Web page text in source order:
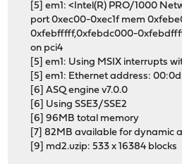
[5] em1: <Intel(R) PRO/1000
port 0xec00-0xec1f mem
0xfebfffff,0xfebdc000-
on pci4
[5] em1: Using MSIX interrupts
[5] em1: Ethernet address:
[6] ASQ engine v7.0.0
[6] Using SSE3/SSE2
[6] 96MB total memory
[7] 82MB available for dynamic
[9] md2.uzip: 533 x 16384 blocks